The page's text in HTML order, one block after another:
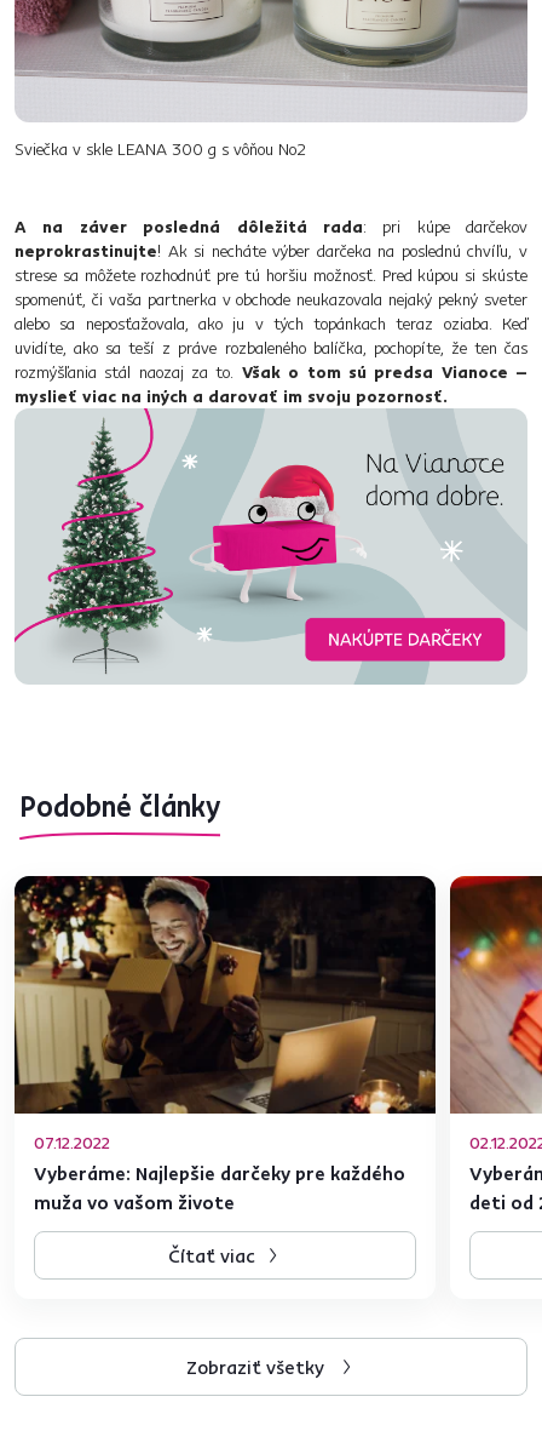
Sviečka v skle LEANA 300 g s vôňou No2
A na záver posledná dôležitá rada: pri kúpe darčekov
neprokrastinujte! Ak si necháte výber darčeka na poslednú chvíľu, v
strese sa môžete rozhodnúť pre tú horšiu možnosť. Pred kúpou si skúste
spomenúť, či vaša partnerka v obchode neukazovala nejaký pekný sveter
alebo sa neposťažovala, ako ju v tých topánkach teraz oziaba. Keď
uvidíte, ako sa teší z práve rozbaleného balíčka, pochopíte, že ten čas
rozmýšľania stál naozaj za to. Však o tom sú predsa Vianoce –
myslieť viac na iných a darovať im svoju pozornosť.
Podobné články
07.12.2022
Vyberáme: Najlepšie darčeky pre každého
muža vo vašom živote
Čítať viac
deti od
Zobraziť všetky